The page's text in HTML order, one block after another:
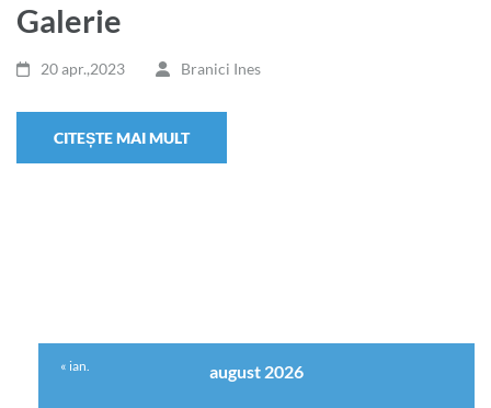
Galerie
20 apr.,2023 Branici Ines
CITEȘTE MAI MULT
august 2026
« ian.